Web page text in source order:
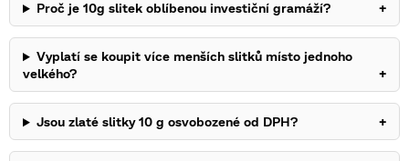
Proč je 10g slitek oblíbenou investiční gramáží? +
Vyplatí se koupit více menších slitků místo jednoho
velkého?
+
Jsou zlaté slitky 10 g osvobozené od DPH? +